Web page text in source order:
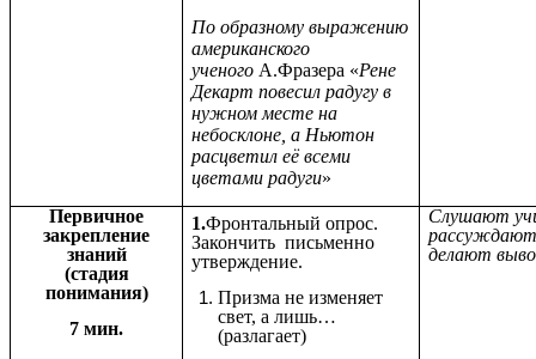
По образному выражению
американского
ученого А.Фразера «Рене
Декарт повесил радугу в
нужном месте на
небосклоне, а Ньютон
расцветил её всеми
цветами радуги»
Первичное
закрепление
знаний
(стадия
понимания)
7 мин.
1.Фронтальный опрос.
Закончить письменно
утверждение.
Призма не изменяет
свет, а лишь…
(разлагает)
Слушают
делают